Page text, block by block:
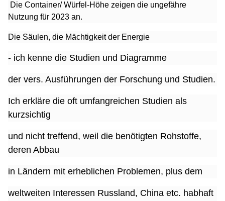
Die Container/ Würfel-Höhe zeigen die ungefähre
Nutzung für 2023 an.
Die Säulen, die Mächtigkeit der Energie
- ich kenne die Studien und Diagramme
der vers. Ausführungen der Forschung und Studien.
Ich erkläre die oft umfangreichen Studien als
kurzsichtig
und nicht treffend, weil die benötigten Rohstoffe,
deren Abbau
in Ländern mit erheblichen Problemen, plus dem
weltweiten Interessen Russland, China etc. habhaft